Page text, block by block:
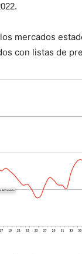
mercados
con listas de